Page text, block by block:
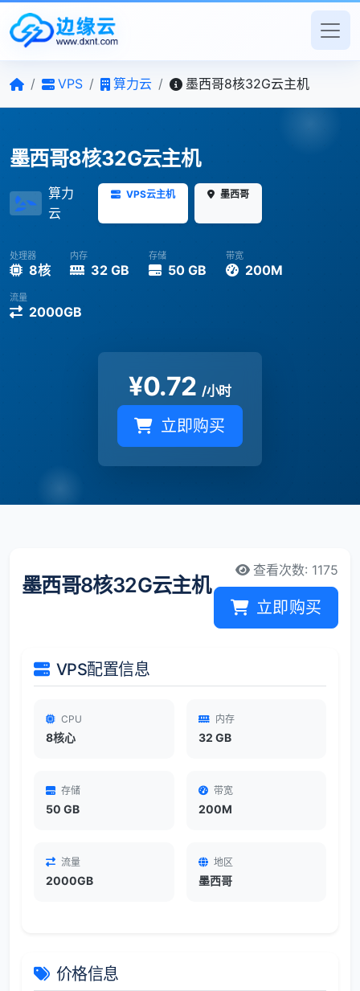
/ VPS / 算力云 / 墨西哥8核32G云主机
墨西哥8核32G云主机
算力
云
VPS云主机 墨西哥
处理器
8核
内存
32 GB
存储
50 GB
带宽
200M
流量
2000GB
¥0.72 /小时
立即购买
墨西哥8核32G云主机
查看次数: 1175
立即购买
VPS配置信息
CPU
8核心
内存
32 GB
存储
50 GB
带宽
200M
流量
2000GB
地区
墨西哥
价格信息